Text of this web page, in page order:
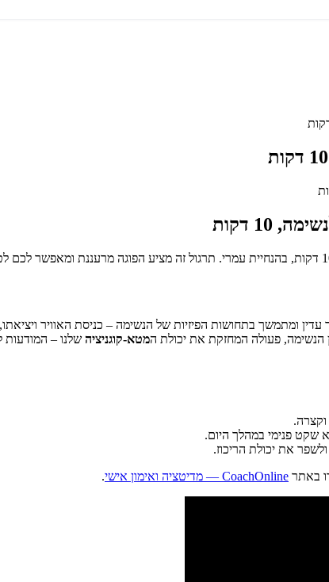
דקות
עדין ומתמשך בתחושות הפיזיות של הנשימה – כניסת האוויר
הנשימה, פעולה המחזקת את יכולת המטא-קוגניציה שלנו –
וקצרה.
שקט פנימי במהלך היום.
את יכולת הריכוז.
באתר CoachOnline — מדיטציה ואימון אישי .